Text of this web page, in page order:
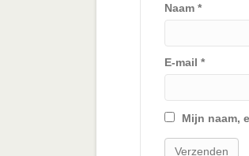
Naam *
E-mail *
Mijn naam,